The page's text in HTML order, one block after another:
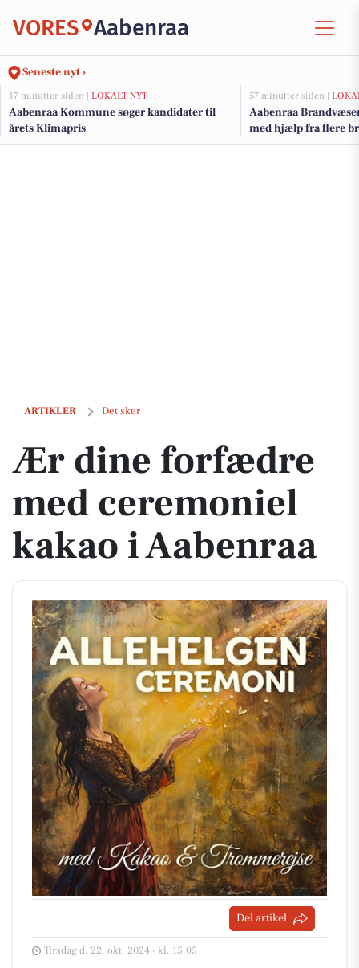
VORES Aabenraa
Seneste nyt ›
17 minutter siden | LOKALT NYT
Aabenraa Kommune søger kandidater til
årets Klimapris
57 minutter siden |
Aabenraa
med hjælp fra flere
ARTIKLER Det sker
Ær dine forfædre med ceremoniel kakao i Aabenraa
Ær dine forfædre
med ceremoniel
kakao i Aabenraa
Del artikel
Tirsdag d. 22. okt. 2024 - kl. 15:05